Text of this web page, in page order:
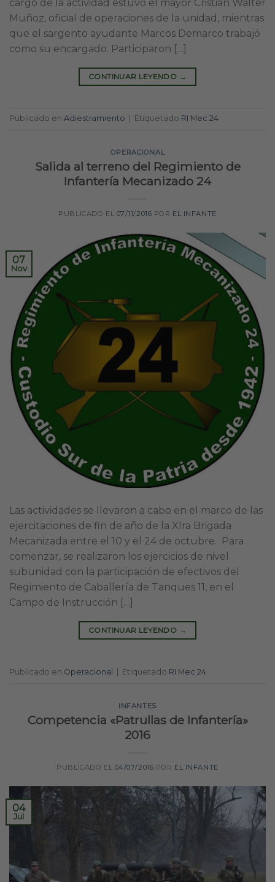
cargo de la actividad estuvo el mayor Cristian Walter
Muñoz, oficial de operaciones de la unidad, mientras
que el sargento ayudante Marcos Demarco trabajó
como su encargado. Participaron […]
CONTINUAR LEYENDO →
Publicado en Adiestramiento Etiquetado RI Mec 24
OPERACIONAL
Salida al terreno del Regimiento de
Infantería Mecanizado 24
PUBLICADO EL 07/11/2016 POR EL INFANTE
07
Nov
Las actividades se llevaron a cabo en el marco de las
ejercitaciones de fin de año de la XIra Brigada
Mecanizada entre el 10 y el 24 de octubre. Para
comenzar, se realizaron los ejercicios de nivel
subunidad con la participación de efectivos del
Regimiento de Caballería de Tanques 11, en el
Campo de Instrucción […]
CONTINUAR LEYENDO →
Publicado en Operacional Etiquetado RI Mec 24
INFANTES
Competencia «Patrullas de Infantería»
2016
PUBLICADO EL 04/07/2016 POR EL INFANTE
04
Jul